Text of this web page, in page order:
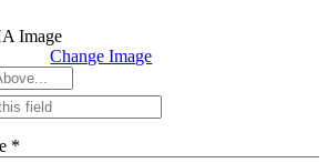
Change Image
*